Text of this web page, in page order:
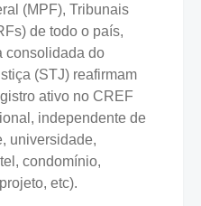
(MPF), Tribunais
de todo o país,
consolidada do
(STJ) reafirmam
ativo no CREF
independente de
universidade,
condomínio,
etc).